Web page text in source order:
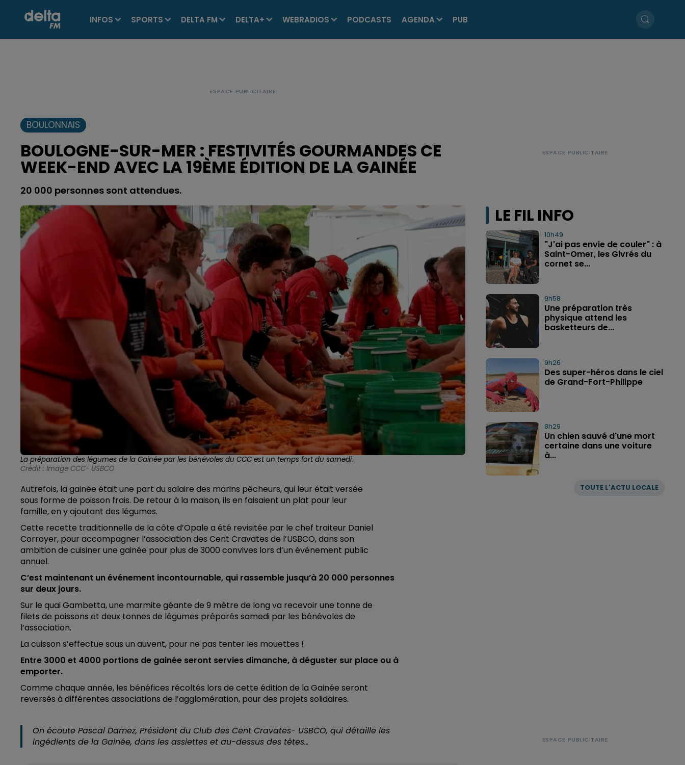
INFOS SPORTS DELTA FM DELTA+ WEBRADIOS PODCASTS AGENDA PUB
BOULONNAIS
BOULOGNE-SUR-MER : FESTIVITÉS GOURMANDES CE
WEEK-END AVEC LA 19ÈME ÉDITION DE LA GAINÉE
20 000 personnes sont attendues.
La préparation des légumes de la Gainée par les bénévoles du CCC est un temps fort du samedi.
Crédit : Image CCC- USBCO
Autrefois, la gainée était une part du salaire des marins pêcheurs, qui leur était versée
sous forme de poisson frais. De retour à la maison, ils en faisaient un plat pour leur
famille, en y ajoutant des légumes.
Cette recette traditionnelle de la côte d’Opale a été revisitée par le chef traiteur Daniel
Corroyer, pour accompagner l’association des Cent Cravates de l’USBCO, dans son
ambition de cuisiner une gainée pour plus de 3000 convives lors d’un événement public
annuel.
C’est maintenant un événement incontournable, qui rassemble jusqu’à 20 000 personnes
sur deux jours.
Sur le quai Gambetta, une marmite géante de 9 mètre de long va recevoir une tonne de
filets de poissons et deux tonnes de légumes préparés samedi par les bénévoles de
l’association.
La cuisson s’effectue sous un auvent, pour ne pas tenter les mouettes !
Entre 3000 et 4000 portions de gainée seront servies dimanche, à déguster sur place ou à
emporter.
Comme chaque année, les bénéfices récoltés lors de cette édition de la Gainée seront
reversés à différentes associations de l’agglomération, pour des projets solidaires.
On écoute Pascal Damez, Président du Club des Cent Cravates- USBCO, qui détaille les
ingédients de la Gainée, dans les assiettes et au-dessus des têtes...
LE FIL INFO
TOUTE L'ACTU LOCALE
10h49
"J'ai pas envie de couler" : à
Saint-Omer, les Givrés du
cornet se...
9h58
Une préparation très
physique attend les
basketteurs de...
9h26
Des super-héros dans le ciel
de Grand-Fort-Philippe
8h29
Un chien sauvé d'une mort
certaine dans une voiture
à...